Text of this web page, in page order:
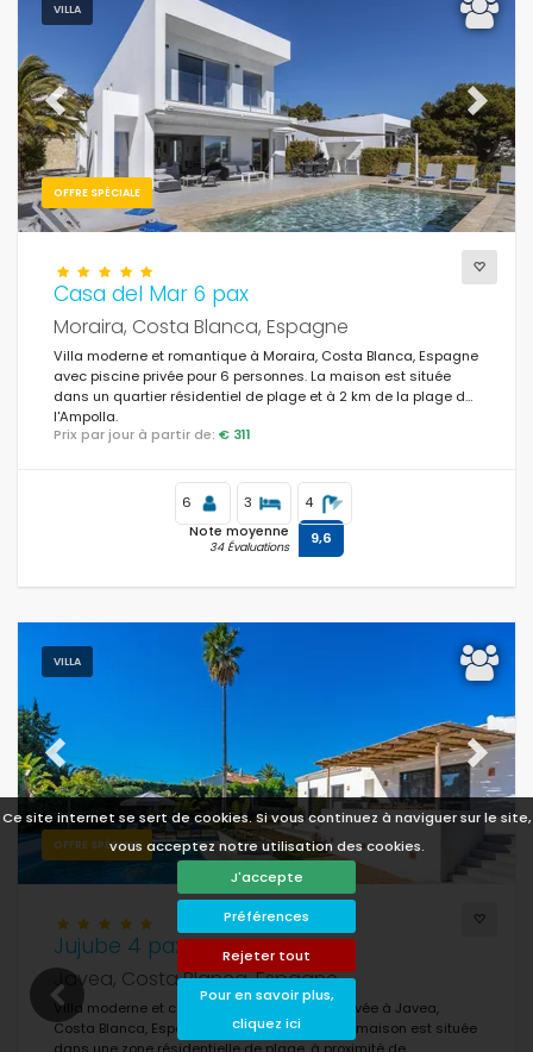
Ce site internet se sert de cookies. Si vous continuez à naviguer sur le site,
vous acceptez notre utilisation des cookies.
J'accepte
Préférences
Rejeter tout
Pour en savoir plus,
cliquez ici
VILLA
OFFRE SPÉCIALE
Previous Next
Casa del Mar 6 pax
Moraira, Costa Blanca, Espagne
Villa moderne et romantique à Moraira, Costa Blanca, Espagne
avec piscine privée pour 6 personnes. La maison est située
dans un quartier résidentiel de plage et à 2 km de la plage de
l'Ampolla.
Prix par jour à partir de: € 311
6 3 4
Note moyenne
34 Évaluations 9,6
VILLA
OFFRE SPÉCIALE
Previous Next
Jujube 4 pax
Javea, Costa Blanca, Espagne
Villa moderne et confortable avec piscine privée à Javea,
Costa Blanca, Espagne pour 4 personnes. La maison est située
dans une zone résidentielle de plage, à proximité de